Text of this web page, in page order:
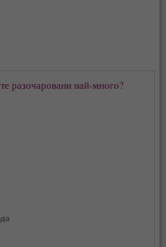
разочаровани най-много?